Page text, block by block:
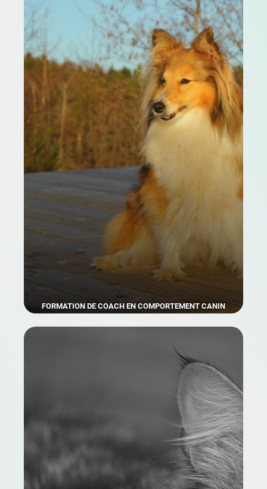
FORMATION DE COACH EN COMPORTEMENT CANIN